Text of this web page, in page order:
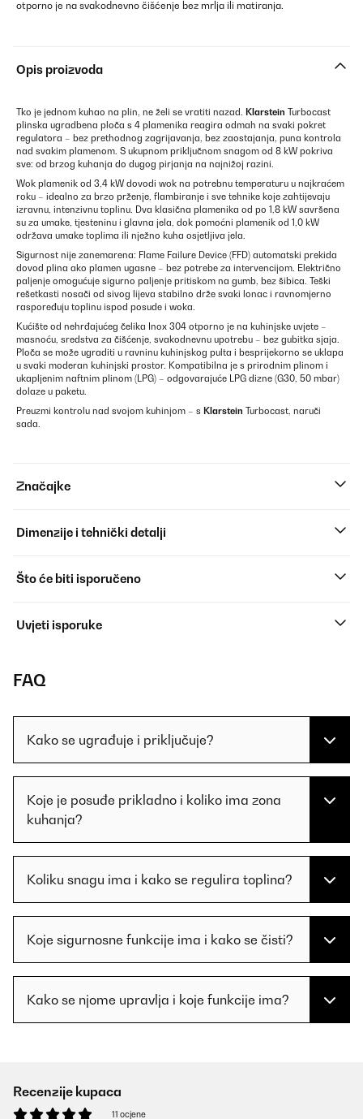
otporno je na svakodnevno čišćenje bez mrlja ili matiranja.
Opis proizvoda
Tko je jednom kuhao na plin, ne želi se vratiti nazad. Klarstein Turbocast
plinska ugradbena ploča s 4 plamenika reagira odmah na svaki pokret
regulatora – bez prethodnog zagrijavanja, bez zaostajanja, puna kontrola
nad svakim plamenom. S ukupnom priključnom snagom od 8 kW pokriva
sve: od brzog kuhanja do dugog pirjanja na najnižoj razini.
Wok plamenik od 3,4 kW dovodi wok na potrebnu temperaturu u najkraćem
roku – idealno za brzo prženje, flambiranje i sve tehnike koje zahtijevaju
izravnu, intenzivnu toplinu. Dva klasična plamenika od po 1,8 kW savršena
su za umake, tjesteninu i glavna jela, dok pomoćni plamenik od 1,0 kW
održava umake toplima ili nježno kuha osjetljiva jela.
Sigurnost nije zanemarena: Flame Failure Device (FFD) automatski prekida
dovod plina ako plamen ugasne – bez potrebe za intervencijom. Električno
paljenje omogućuje sigurno paljenje pritiskom na gumb, bez šibica. Teški
rešetkasti nosači od sivog lijeva stabilno drže svaki lonac i ravnomjerno
raspoređuju toplinu ispod posude i woka.
Kućište od nehrđajućeg čelika Inox 304 otporno je na kuhinjske uvjete –
masnoću, sredstva za čišćenje, svakodnevnu upotrebu – bez gubitka sjaja.
Ploča se može ugraditi u ravninu kuhinjskog pulta i besprijekorno se uklapa
u svaki moderan kuhinjski prostor. Kompatibilna je s prirodnim plinom i
ukapljenim naftnim plinom (LPG) – odgovarajuće LPG dizne (G30, 50 mbar)
dolaze u paketu.
Preuzmi kontrolu nad svojom kuhinjom – s Klarstein Turbocast, naruči
sada.
Značajke
Dimenzije i tehnički detalji
Što će biti isporučeno
Uvjeti isporuke
FAQ
Kako se ugrađuje i priključuje?
Koje je posuđe prikladno i koliko ima zona
kuhanja?
Koliku snagu ima i kako se regulira toplina?
Koje sigurnosne funkcije ima i kako se čisti?
Kako se njome upravlja i koje funkcije ima?
Recenzije kupaca
11 ocjene